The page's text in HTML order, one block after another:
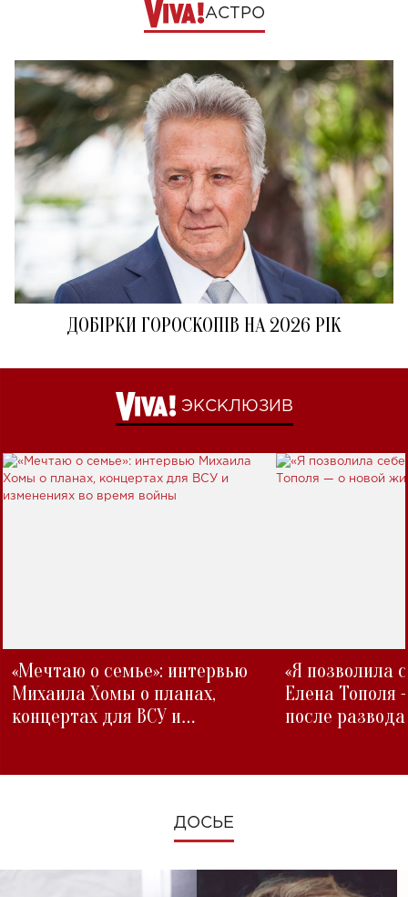
АСТРО
ДОБІРКИ ГОРОСКОПІВ НА 2026 РІК
ЭКСКЛЮЗИВ
«Мечтаю о семье»: интервью
Михаила Хомы о планах,
концертах для ВСУ и
«Я позволила
Елена Тополя
после развода
ДОСЬЕ